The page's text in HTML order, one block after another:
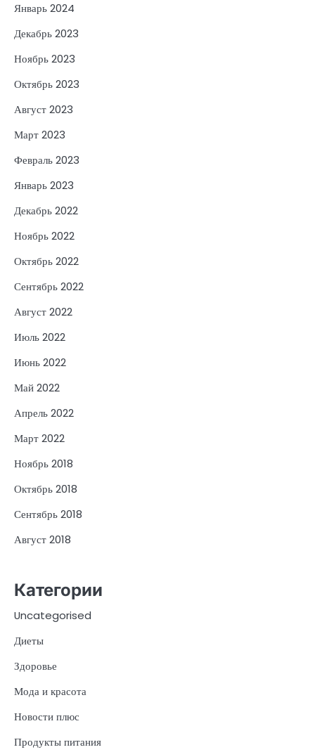
Январь 2024
Декабрь 2023
Ноябрь 2023
Октябрь 2023
Август 2023
Март 2023
Февраль 2023
Январь 2023
Декабрь 2022
Ноябрь 2022
Октябрь 2022
Сентябрь 2022
Август 2022
Июль 2022
Июнь 2022
Май 2022
Апрель 2022
Март 2022
Ноябрь 2018
Октябрь 2018
Сентябрь 2018
Август 2018
Категории
Uncategorised
Диеты
Здоровье
Мода и красота
Новости плюс
Продукты питания